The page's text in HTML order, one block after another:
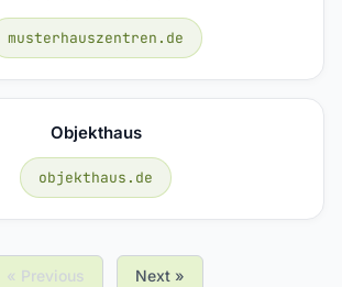
musterhauszentren.de
Objekthaus
objekthaus.de
« Previous Next »